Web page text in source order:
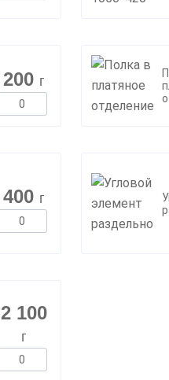
200 г
400 г
2 100
г